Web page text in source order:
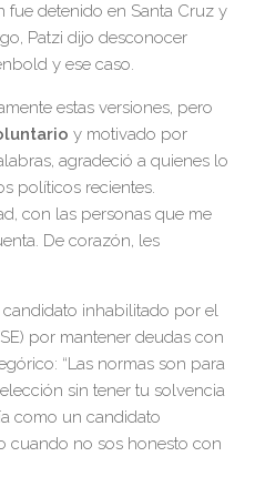
fue detenido en Santa Cruz y
Patzi dijo desconocer
y ese caso.
estas versiones, pero
y motivado por
agradeció a quienes lo
políticos recientes.
con las personas que me
De corazón, les
inhabilitado por el
por mantener deudas con
“Las normas son para
sin tener tu solvencia
como un candidato
cuando no sos honesto con